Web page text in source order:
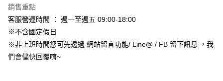
【關於「AFTEE先享後付」】
便利好安心！
１．簡單：不需註冊會員、不需綁卡、不需儲值。
２．便利：只要手機號碼，簡訊認證，即可結帳。
３．安心：先確認商品／服務後，再付款。
ATM付款
運送方式
全家取貨付款_限重5KG
銷售重點
客服營運時間 ： 週一至週五 09:00-18:00
※不含國定假日
※非上班時間您可先透過 網站留言功能/ Line@ / FB 留下訊息 ，我
們會儘快回覆唷~